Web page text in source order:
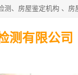
测有限公司